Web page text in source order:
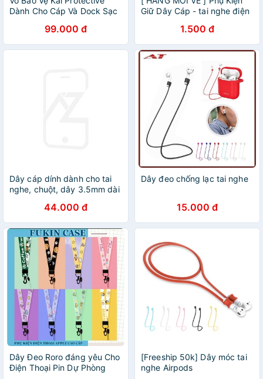
Dành Cho Cáp Và Dock Sạc
Nhiều Mẫu Nhân Vật Hoạt
Hình Dễ Thương - Hàng
Chính Hãng
99.000 đ
Giữ Dây Cáp - tai nghe điện
1.500 đ
Dây cáp dính dành cho tai
nghe, chuột, dây 3.5mm dài
ACC50370LP146 Hàng
chính hãng
44.000 đ
Dây đeo chống lạc tai nghe
15.000 đ
Dây Đeo Roro đáng yêu Cho
Điện Thoại Pin Dự Phòng
[Freeship 50k] Dây móc tai
nghe Airpods